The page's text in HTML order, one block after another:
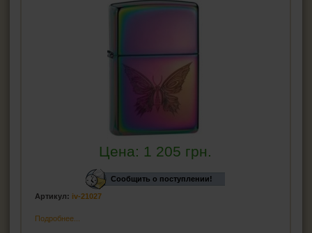
Цена: 1 205 грн.
Сообщить о поступлении!
Артикул: iv-21027
Подробнее...